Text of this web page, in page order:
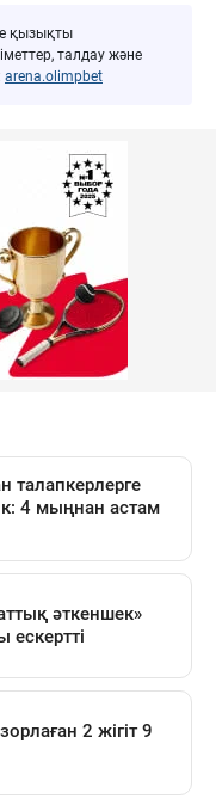
қызықты
талдау және
arena.olimpbet